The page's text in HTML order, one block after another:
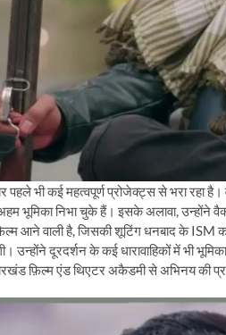
पहले भी कई महत्वपूर्ण प्रोजेक्ट्स से भरा रहा
भूमिका निभा चुके हैं। इसके अलावा, उन्होंने
आने वाली है, जिसकी शूटिंग धनबाद के ISM
उन्होंने दूरदर्शन के कई धारावाहिकों में भी
फ़िल्म एंड थिएटर अकैडमी से अभिनय की